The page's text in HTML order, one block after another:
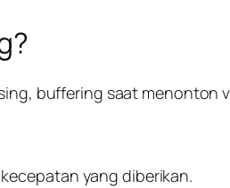
buffering saat menonton
yang diberikan.